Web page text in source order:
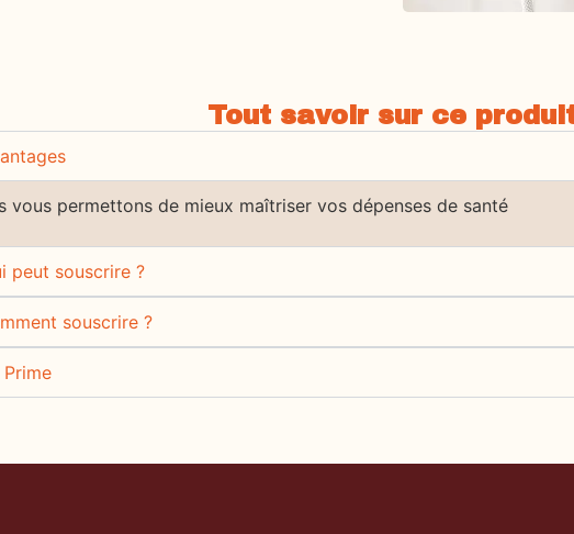
Tout savoir sur ce
vous permettons de mieux maîtriser vos dépenses de santé
peut souscrire ?
souscrire ?
Prime